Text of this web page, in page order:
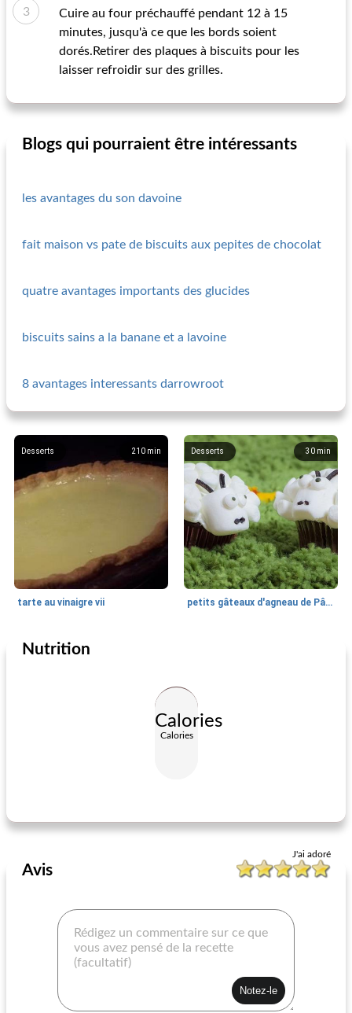
Cuire au four préchauffé pendant 12 à 15
minutes, jusqu'à ce que les bords soient
dorés.Retirer des plaques à biscuits pour les
laisser refroidir sur des grilles.
Blogs qui pourraient être intéressants
les avantages du son davoine
fait maison vs pate de biscuits aux pepites de chocolat
quatre avantages importants des glucides
biscuits sains a la banane et a lavoine
8 avantages interessants darrowroot
210 min
Desserts
tarte au vinaigre vii
30 min
Desserts
petits gâteaux d'agneau de Pâques
Desserts
Nutrition
Calories
Calories
J'ai adoré
Avis